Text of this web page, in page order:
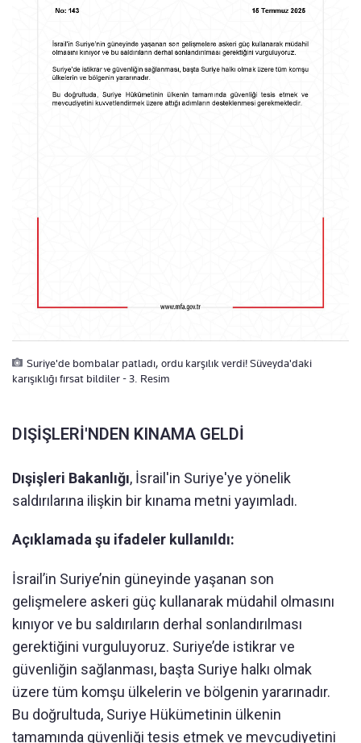
Suriye'de bombalar patladı, ordu karşılık verdi! Süveyda'daki
karışıklığı fırsat bildiler - 3. Resim
DIŞİŞLERİ'NDEN KINAMA GELDİ
Dışişleri Bakanlığı, İsrail'in Suriye'ye yönelik
saldırılarına ilişkin bir kınama metni yayımladı.
Açıklamada şu ifadeler kullanıldı:
İsrail’in Suriye’nin güneyinde yaşanan son
gelişmelere askeri güç kullanarak müdahil olmasını
kınıyor ve bu saldırıların derhal sonlandırılması
gerektiğini vurguluyoruz. Suriye’de istikrar ve
güvenliğin sağlanması, başta Suriye halkı olmak
üzere tüm komşu ülkelerin ve bölgenin yararınadır.
Bu doğrultuda, Suriye Hükümetinin ülkenin
tamamında güvenliği tesis etmek ve mevcudiyetini